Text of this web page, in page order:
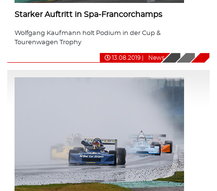
Starker Auftritt in Spa-Francorchamps
Wolfgang Kaufmann holt Podium in der Cup &
Tourenwagen Trophy
13.08.2019 News